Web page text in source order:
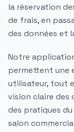
la réservation
de frais, en
des données et
Notre
permettent une
utilisateur, tout
vision claire des
des pratiques du
salon